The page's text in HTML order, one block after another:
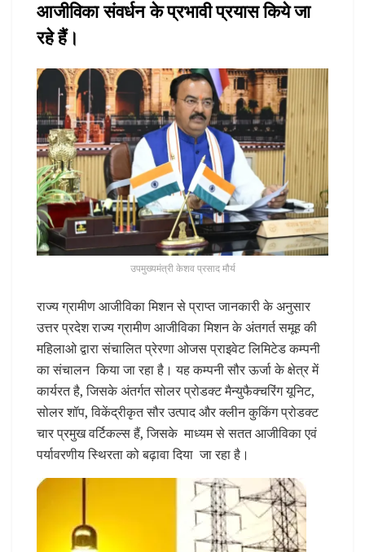
आजीविका संवर्धन के प्रभावी प्रयास किये जा
रहे हैं।
उपमुख्यमंत्री केशव प्रसाद मौर्य
राज्य ग्रामीण आजीविका मिशन से प्राप्त जानकारी के अनुसार
उत्तर प्रदेश राज्य ग्रामीण आजीविका मिशन के अंतगर्त समूह की
महिलाओ द्वारा संचालित प्रेरणा ओजस प्राइवेट लिमिटेड कम्पनी
का संचालन किया जा रहा है। यह कम्पनी सौर ऊर्जा के क्षेत्र में
कार्यरत है, जिसके अंतर्गत सोलर प्रोडक्ट मैन्युफैक्चरिंग यूनिट,
सोलर शॉप, विकेंद्रीकृत सौर उत्पाद और क्लीन कुकिंग प्रोडक्ट
चार प्रमुख वर्टिकल्स हैं, जिसके माध्यम से सतत आजीविका एवं
पर्यावरणीय स्थिरता को बढ़ावा दिया जा रहा है।